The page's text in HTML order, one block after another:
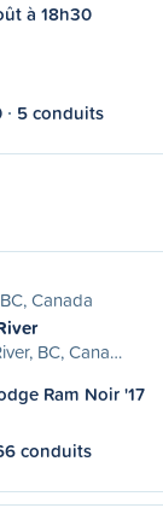
à 18h30
5 conduits
Canada
BC, Cana…
Ram Noir '17
conduits